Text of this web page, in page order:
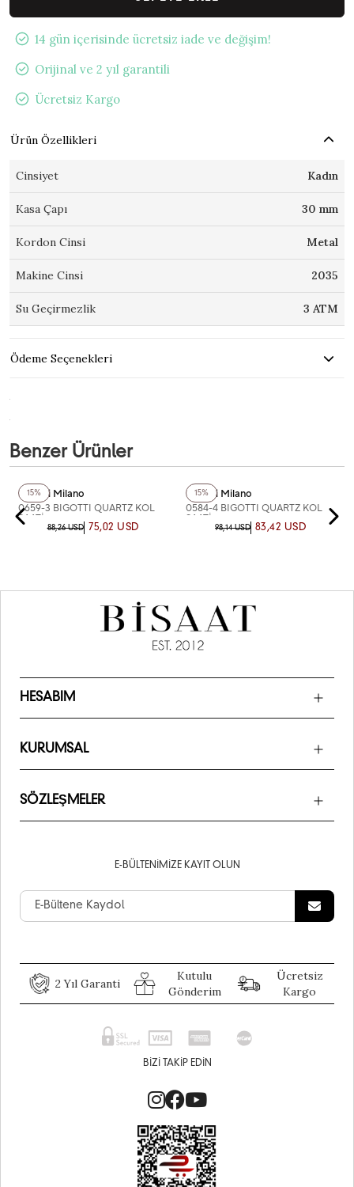
14 gün içerisinde ücretsiz iade ve değişim!
Orijinal ve 2 yıl garantili
Ücretsiz Kargo
Ürün Özellikleri
Cinsiyet Kadın
Kasa Çapı 30 mm
Kordon Cinsi Metal
Makine Cinsi 2035
Su Geçirmezlik 3 ATM
Ödeme Seçenekleri
Benzer Ürünler
15%
Bigotti Milano
0659-3 BIGOTTI QUARTZ KOL
SAATİ
88,26 USD 75,02 USD
15%
Bigotti Milano
0584-4 BIGOTTI QUARTZ KOL
SAATİ
98,14 USD 83,42 USD
HESABIM
KURUMSAL
SÖZLEŞMELER
E-BÜLTENIMIZE KAYIT OLUN
2 Yıl Garanti
Kutulu
Gönderim
Ücretsiz
Kargo
BIZI TAKIP EDIN